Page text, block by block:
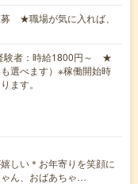
★職場が気に入れば、
験者：時給1800円～ ★
選べます）※稼働開始時
ます。
しい＊お年寄りを笑顔に
ん、おばあちゃ…